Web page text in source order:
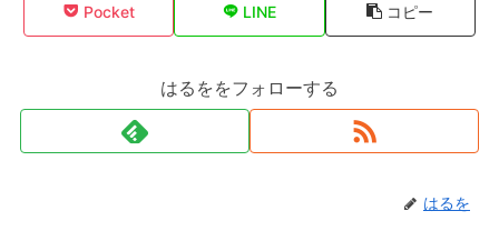
Pocket LINE コピー
はるををフォローする
はるを